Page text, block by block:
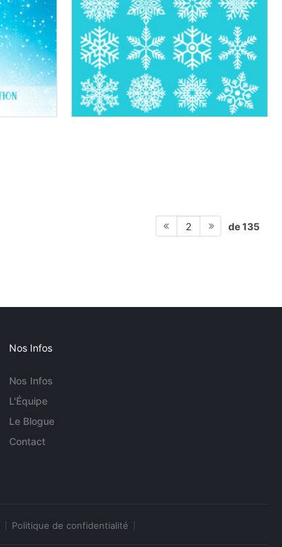
2 de 135
Nos Infos
Nos Infos
L'Équipe
Le Blogue
Contact
Politique de confidentialité